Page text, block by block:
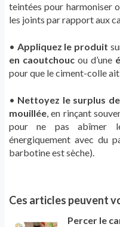
teintées pour harmoniser
les joints par rapport aux
• Appliquez le produit
en caoutchouc ou d’une
pour que le ciment-colle
• Nettoyez le surplus
mouillée, en rinçant
pour ne pas abîmer
énergiquement avec du
barbotine est sèche).
Ces articles peuvent
Percer le